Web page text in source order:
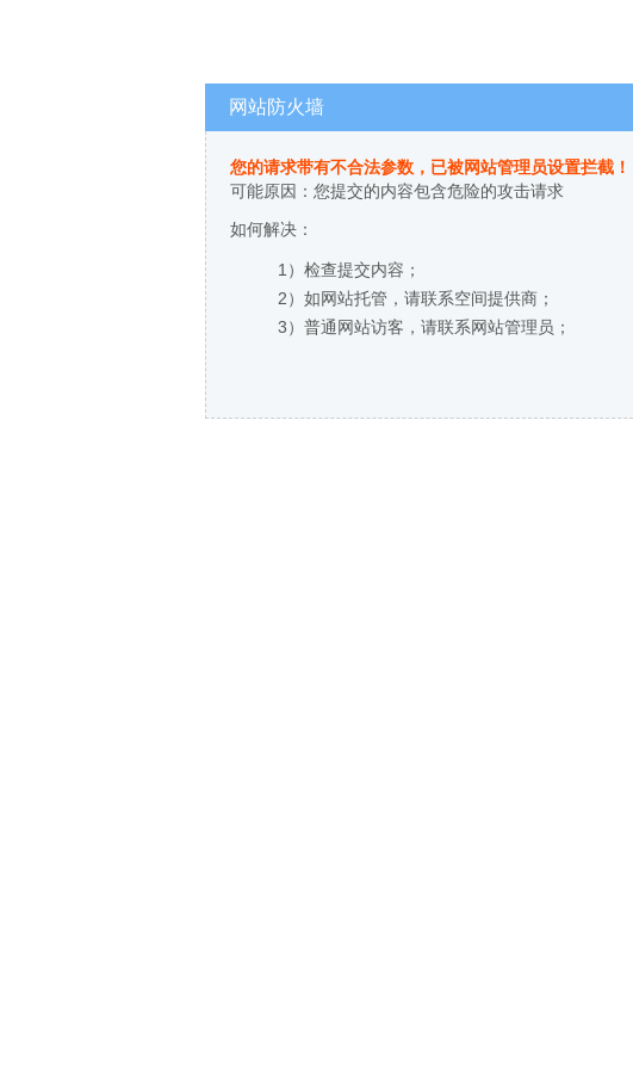
网站防火墙
您的请求带有不合法参数，已被网站管理员设置拦截！
可能原因：您提交的内容包含危险的攻击请求
如何解决：
1）检查提交内容；
2）如网站托管，请联系空间提供商；
3）普通网站访客，请联系网站管理员；